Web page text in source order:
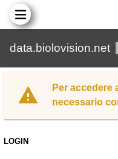
data.biolovision.net
Per accedere
necessario
LOGIN